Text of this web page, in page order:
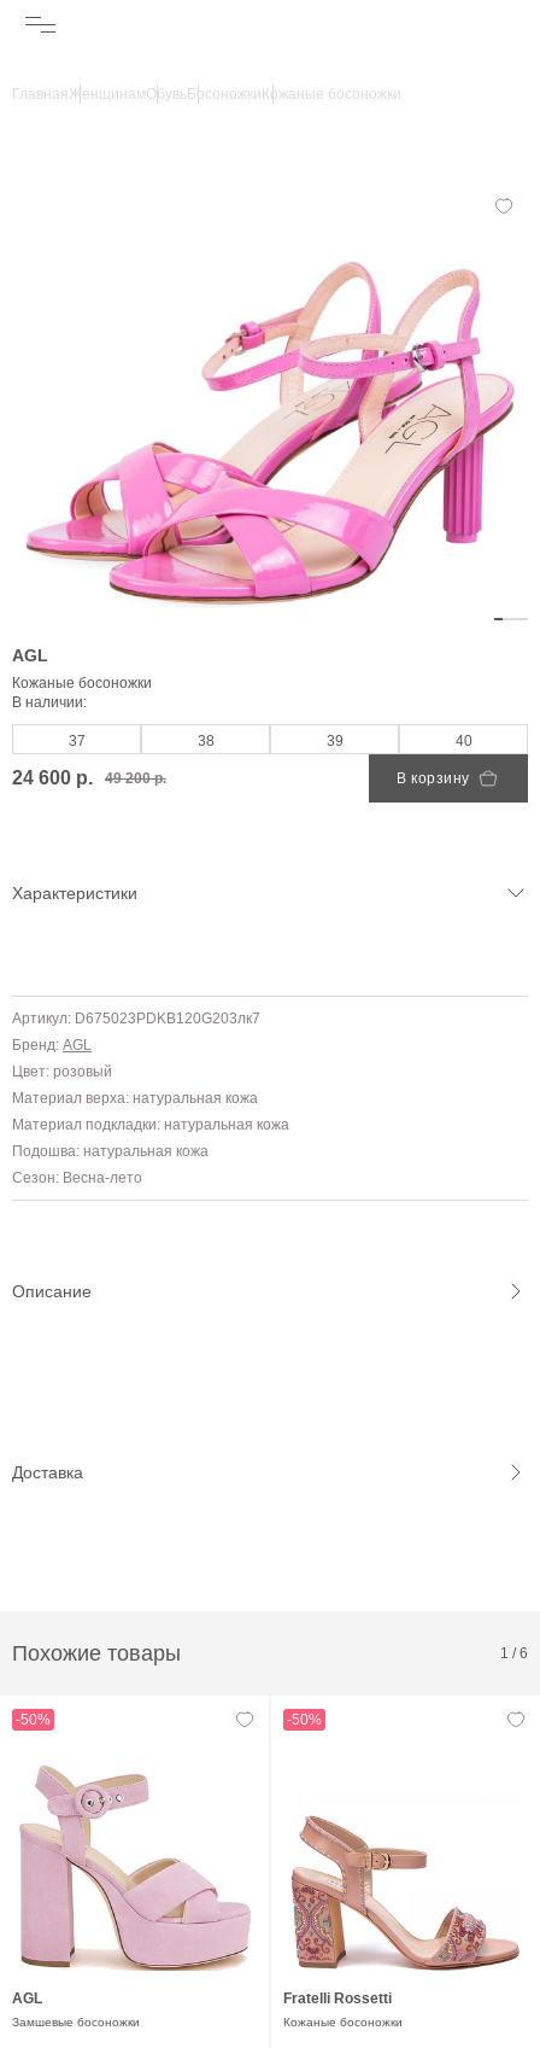
ГлавнаяЖенщинамОбувьБосоножки Кожаные босоножки
AGL
Кожаные босоножки
В наличии:
37 38 39 40
24 600 р. 49 200 р. В корзину
Характеристики
Артикул: D675023PDKB120G203лк7
Бренд: AGL
Цвет: розовый
Материал верха: натуральная кожа
Материал подкладки: натуральная кожа
Подошва: натуральная кожа
Сезон: Весна-лето
Описание
Доставка
Похожие товары 1 /6
-50%
AGL
Замшевые босоножки
-50%
Fratelli Rossetti
Кожаные босоножки